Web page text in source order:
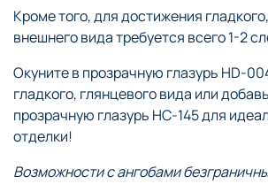
Кроме того, для достижения
внешнего вида требуется всего 1-2
Окуните в прозрачную глазурь HD-
гладкого, глянцевого вида или
прозрачную глазурь HC-145 для
отделки!
Возможности с ангобами